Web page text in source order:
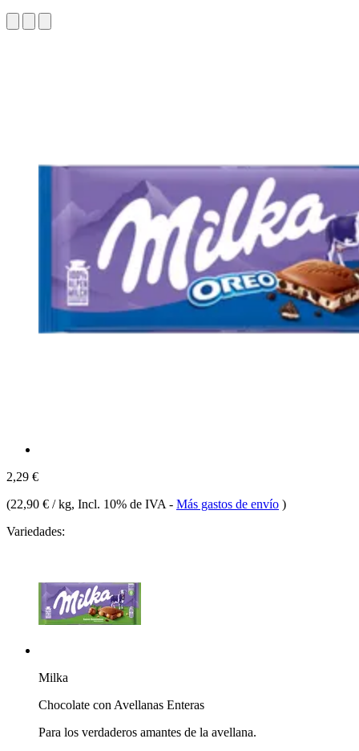
2,29 €
(22,90 € / kg, Incl. 10% de IVA - Más gastos de envío )
Variedades:
Milka
Chocolate con Avellanas Enteras
Para los verdaderos amantes de la avellana.